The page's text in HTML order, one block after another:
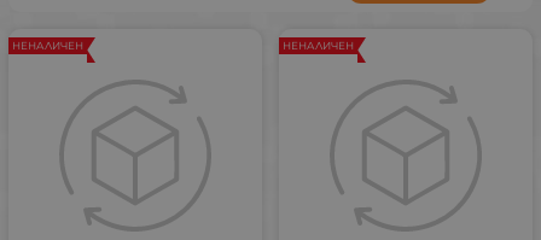
НЕНАЛИЧЕН НЕНАЛИЧЕН